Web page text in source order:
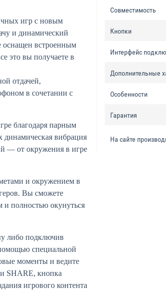
игр с новым
и динамический
оснащен встроенным
это вы получаете в
отдачей,
в сочетании с
благодаря парным
вибрация
— от окружения в игре
и окружением в
Вы сможете
и полностью окунуться
либо подключив
специальной
моменты и ведите
SHARE, кнопка
игрового контента
Совместимость
Кнопки
Интерфейс
Дополнительные
Особенности
Гарантия
На сайте